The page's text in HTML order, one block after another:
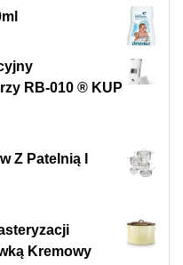
RB-010 ® KUP
Z Patelnią I
Kremowy